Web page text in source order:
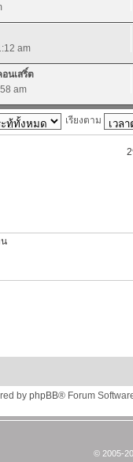
am
นเสริ์ต
am
เรียงตาม
by phpBB® Forum
© 2005-